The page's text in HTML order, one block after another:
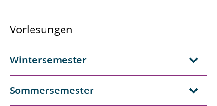
Vorlesungen
Wintersemester
Sommersemester